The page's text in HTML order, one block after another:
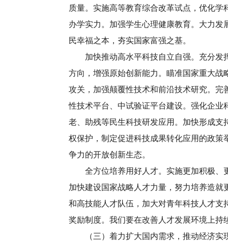
质量。实施高等教育综合改革试点，优化
办学实力。加强学生心理健康教育。大力
民幸福之本，夯实国家富强之基。
加快推动高水平科技自立自强。充分发挥
方向，增强原始创新能力。瞄准国家重大
攻关，加强颠覆性技术和前沿技术研究。
性技术平台、中试验证平台建设。强化企
老、助残等民生科技研发应用。加快形成支
权保护，制定促进科技成果转化应用的政
争力的开放创新生态。
全方位培养用好人才。实施更加积极、更
加快建设国家战略人才力量，努力培养造
和高技能人才队伍，加大对青年科技人才
奖励制度。我们要在改善人才发展环境上
（三）着力扩大国内需求，推动经济实现